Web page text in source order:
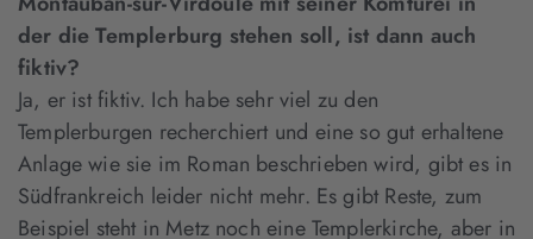
der die Templerburg stehen soll, ist dann auch
fiktiv?
Ja, er ist fiktiv. Ich habe sehr viel zu den
Templerburgen recherchiert und eine so gut erhaltene
Anlage wie sie im Roman beschrieben wird, gibt es in
Südfrankreich leider nicht mehr. Es gibt Reste, zum
Beispiel steht in Metz noch eine Templerkirche, aber in